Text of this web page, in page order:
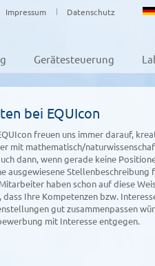
Impressum Datenschutz
Gerätesteuerung
bei EQUIcon
freuen uns immer darauf,
mit mathematisch/
dann, wenn gerade keine
ausgewiesene
haben schon auf diese
dass Ihre Kompetenzen bzw.
gut zusammenpassen
mit Interesse entgegen.